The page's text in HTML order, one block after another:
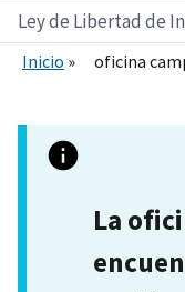
Ley de Libertad de
Inicio oficina
La